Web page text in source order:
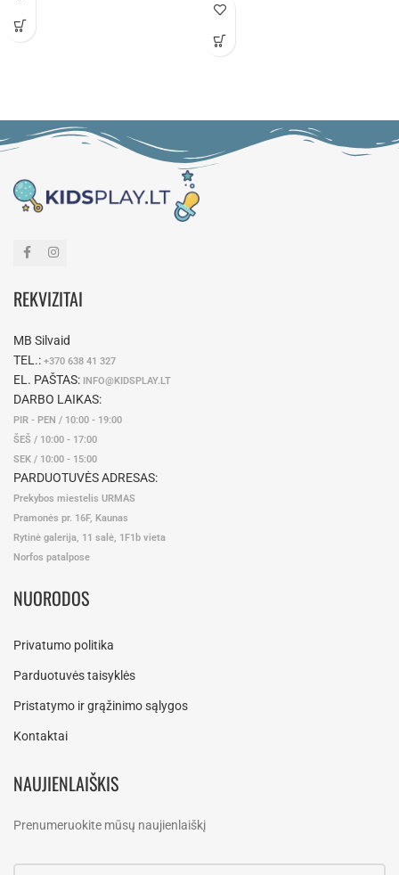
REKVIZITAI
MB Silvaid
TEL.: +370 638 41 327
EL. PAŠTAS: INFO@KIDSPLAY.LT
DARBO LAIKAS:
PIR - PEN / 10:00 - 19:00
ŠEŠ / 10:00 - 17:00
SEK / 10:00 - 15:00
PARDUOTUVĖS ADRESAS:
Prekybos miestelis URMAS
Pramonės pr. 16F, Kaunas
Rytinė galerija, 11 salė, 1F1b vieta
Norfos patalpose
NUORODOS
Privatumo politika
Parduotuvės taisyklės
Pristatymo ir grąžinimo sąlygos
Kontaktai
NAUJIENLAIŠKIS
Prenumeruokite mūsų naujienlaiškį